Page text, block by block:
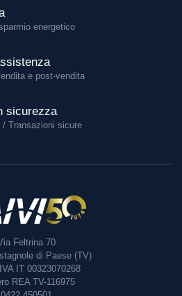
energetico
e post-vendita
sicurezza
Transazioni sicure
Feltrina 70
di Paese (TV)
IT 00323070268
REA TV-116975